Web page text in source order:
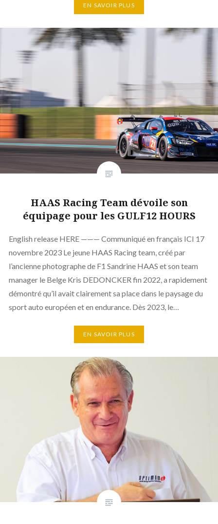
EN SAVOIR PLUS
HAAS Racing Team dévoile son
équipage pour les GULF12 HOURS
English release HERE ——— Communiqué en français ICI 17
novembre 2023 Le jeune HAAS Racing team, créé par
l’ancienne photographe de F1 Sandrine HAAS et son team
manager le Belge Kris DEDONCKER fin 2022, a rapidement
démontré qu’il avait clairement sa place dans le paysage du
sport auto européen et en endurance. Dès 2023, le…
EN SAVOIR PLUS